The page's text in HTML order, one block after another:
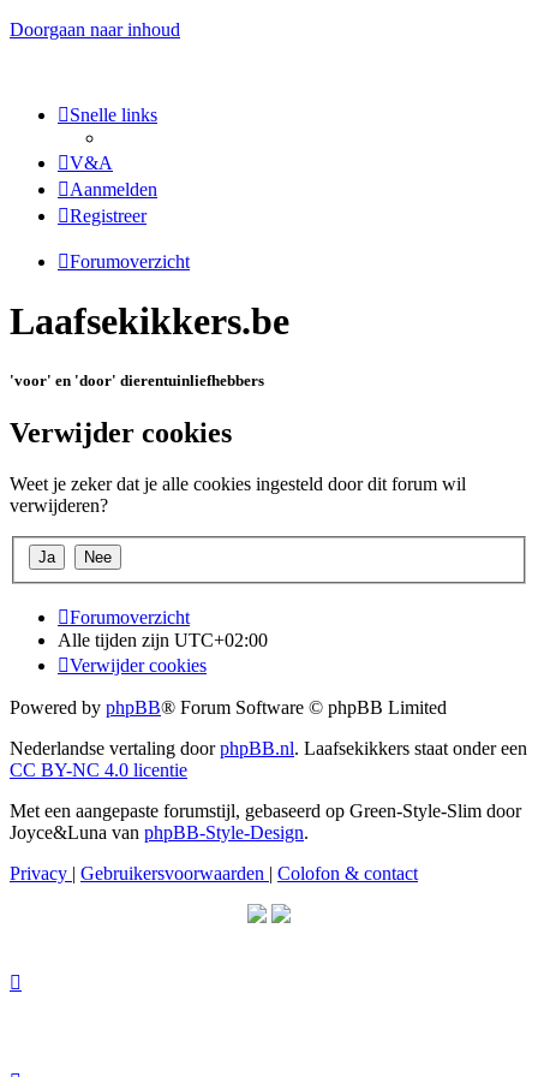
Doorgaan naar inhoud
Snelle links
V&A
Aanmelden
Registreer
Forumoverzicht
Laafsekikkers.be
'voor' en 'door' dierentuinliefhebbers
Verwijder cookies
Weet je zeker dat je alle cookies ingesteld door dit forum wil
verwijderen?
Forumoverzicht
Alle tijden zijn UTC+02:00
Verwijder cookies
Powered by phpBB® Forum Software © phpBB Limited
Nederlandse vertaling doorphpBB.nl. Laafsekikkers staat onder een
CC BY-NC 4.0 licentie
Met een aangepaste forumstijl, gebaseerd op Green-Style-Slim door
Joyce&Luna van phpBB-Style-Design.
Privacy | Gebruikersvoorwaarden | Colofon & contact